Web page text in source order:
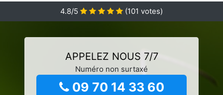
4.8/5
(101 votes)
APPELEZ NOUS 7/7
Numéro non surtaxé
09 70 14 33 60